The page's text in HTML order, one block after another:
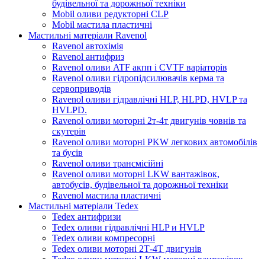
будівельної та дорожньої техніки
Mobil оливи редукторні CLP
Mobil мастила пластичні
Мастильні матеріали Ravenol
Ravenol автохімія
Ravenol антифриз
Ravenol оливи ATF акпп і CVTF варіаторів
Ravenol оливи гідропідсилювачів керма та
сервоприводів
Ravenol оливи гідравлічні HLP, HLPD, HVLP та
HVLPD.
Ravenol оливи моторні 2т-4т двигунів човнів та
скутерів
Ravenol оливи моторні PKW легкових автомобілів
та бусів
Ravenol оливи трансмісійні
Ravenol оливи моторні LKW вантажівок,
автобусів, будівельної та дорожньої техніки
Ravenol мастила пластичні
Мастильні матеріали Tedex
Tedex антифризи
Tedex оливи гідравлічні HLP и HVLP
Tedex оливи компресорні
Tedex оливи моторні 2Т-4Т двигунів